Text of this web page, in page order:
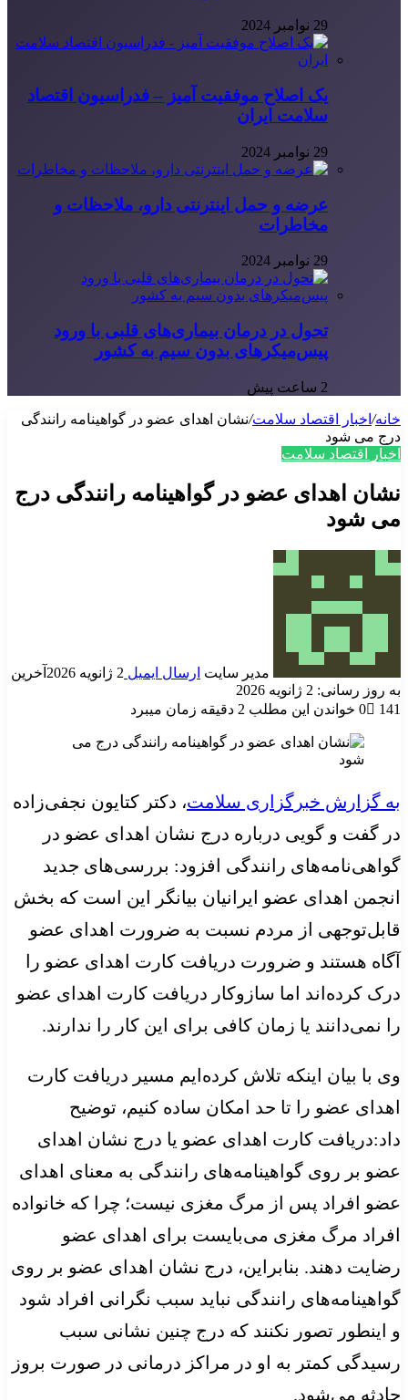
29 نوامبر 2024
یک اصلاح موفقیت آمیز – فدراسیون اقتصاد
سلامت ایران
29 نوامبر 2024
عرضه و حمل اینترنتی دارو، ملاحظات و
مخاطرات
29 نوامبر 2024
تحول در درمان بیماری‌های قلبی با ورود
پیس‌میکرهای بدون سیم به کشور
2 ساعت پیش
خانه/ اخبار اقتصاد سلامت/نشان اهدای عضو در گواهینامه رانندگی
درج می شود
اخبار اقتصاد سلامت
نشان اهدای عضو در گواهینامه رانندگی درج
می شود
مدیر سایت ارسال ایمیل 2 ژانویه 2026
آخرین
به روز رسانی: 2 ژانویه 2026
0
141 خواندن این مطلب 2 دقیقه زمان میبرد
به گزارش خبرگزاری سلامت، دکتر کتایون نجفی‌زاده
در گفت و گویی درباره درج نشان اهدای عضو در
گواهی‌نامه‌های رانندگی افزود: بررسی‌های جدید
انجمن اهدای عضو ایرانیان بیانگر این است که بخش
قابل‌توجهی از مردم نسبت به ضرورت اهدای عضو
آگاه هستند و ضرورت دریافت کارت اهدای عضو را
درک کرده‌اند اما سازوکار دریافت کارت اهدای عضو
را نمی‌دانند یا زمان کافی برای این کار را ندارند.
وی با بیان اینکه تلاش کرده‌ایم مسیر دریافت کارت
اهدای عضو را تا حد امکان ساده کنیم، توضیح
داد:دریافت کارت اهدای عضو یا درج نشان اهدای
عضو بر روی گواهینامه‌های رانندگی به معنای اهدای
عضو افراد پس از مرگ مغزی نیست؛ چرا که خانواده
افراد مرگ مغزی می‌بایست برای اهدای عضو
رضایت دهند. بنابراین، درج نشان اهدای عضو بر روی
گواهینامه‌های رانندگی نباید سبب نگرانی افراد شود
و اینطور تصور نکنند که درج چنین نشانی سبب
رسیدگی کمتر به او در مراکز درمانی در صورت بروز
حادثه می‌شود.